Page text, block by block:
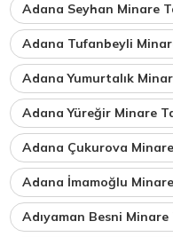
Adana Seyhan Minare
Adana Tufanbeyli
Adana Yumurtalık
Adana Yüreğir Minare
Adana Çukurova
Adana İmamoğlu
Adıyaman Besni Minare